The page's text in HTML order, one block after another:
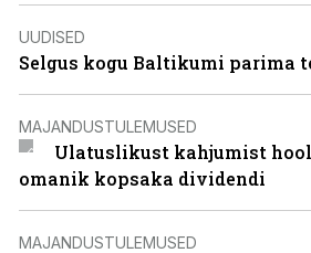
UUDISED
Selgus kogu Baltikumi parima
MAJANDUSTULEMUSED
Ulatuslikust kahjumist
omanik kopsaka dividendi
MAJANDUSTULEMUSED